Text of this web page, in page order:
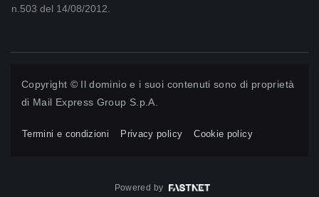
n.503 del 14/08/2012.
Copyright © Il dominio e i suoi contenuti sono di proprietà
di Mail Express Group S.p.A.
Termini e condizioni Privacy policy Cookie policy
Powered by